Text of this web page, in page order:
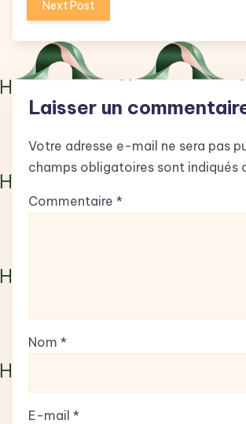
Next Post
Laisser un
Votre adresse e-mail ne sera pas
champs obligatoires sont indiqués
Commentaire *
Nom *
E-mail *